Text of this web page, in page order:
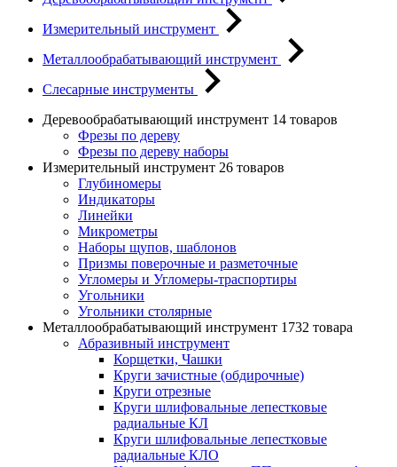
Измерительный инструмент
Металлообрабатывающий инструмент
Слесарные инструменты
Деревообрабатывающий инструмент 14 товаров
Фрезы по дереву
Фрезы по дереву наборы
Измерительный инструмент 26 товаров
Глубиномеры
Индикаторы
Линейки
Микрометры
Наборы щупов, шаблонов
Призмы поверочные и разметочные
Угломеры и Угломеры-траспортиры
Угольники
Угольники столярные
Металлообрабатывающий инструмент 1732 товара
Абразивный инструмент
Корщетки, Чашки
Круги зачистные (обдирочные)
Круги отрезные
Круги шлифовальные лепестковые
радиальные КЛ
Круги шлифовальные лепестковые
радиальные КЛО